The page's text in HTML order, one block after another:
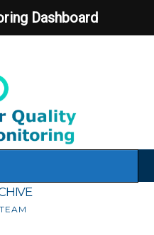
TEAM
Dashboard